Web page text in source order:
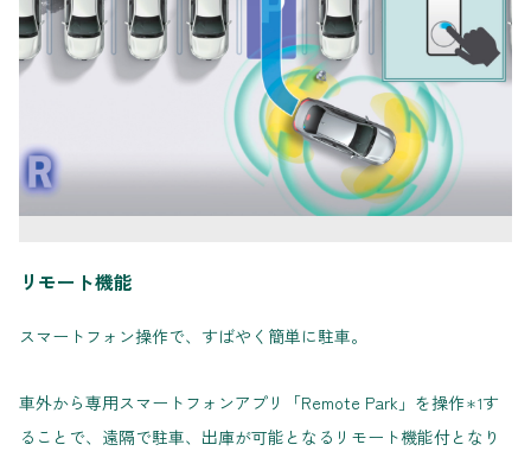
リモート機能
スマートフォン操作で、すばやく簡単に駐車。
車外から専用スマートフォンアプリ「Remote Park」を操作＊1す
ることで、遠隔で駐車、出庫が可能となるリモート機能付となり